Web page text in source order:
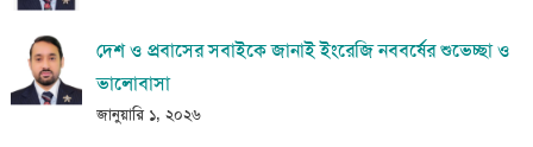
দেশ ও প্রবাসের সবাইকে জানাই ইংরেজি নববর্ষের শুভেচ্ছা ও
ভালোবাসা
জানুয়ারি ১, ২০২৬